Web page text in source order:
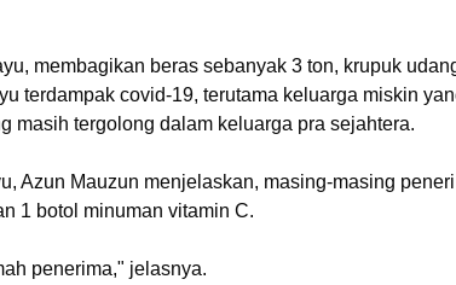
membagikan beras sebanyak 3 ton, krupuk
terdampak covid-19, terutama keluarga miskin
masih tergolong dalam keluarga pra sejahtera.
Azun Mauzun menjelaskan, masing-masing
1 botol minuman vitamin C.
penerima," jelasnya.